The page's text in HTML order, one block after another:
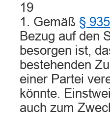
19
1. Gemäß §
Bezug auf den
besorgen ist,
bestehenden
einer Partei
könnte.
auch zum